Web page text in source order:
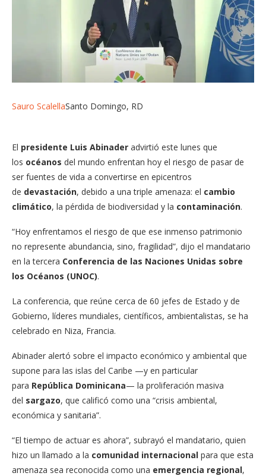
Sauro ScalellaSanto Domingo, RD
El presidente Luis Abinader advirtió este lunes que
los océanos del mundo enfrentan hoy el riesgo de pasar de
ser fuentes de vida a convertirse en epicentros
de devastación, debido a una triple amenaza: el cambio
climático, la pérdida de biodiversidad y la contaminación.
“Hoy enfrentamos el riesgo de que ese inmenso patrimonio
no represente abundancia, sino, fragilidad”, dijo el mandatario
en la tercera Conferencia de las Naciones Unidas sobre
los Océanos (UNOC).
La conferencia, que reúne cerca de 60 jefes de Estado y de
Gobierno, líderes mundiales, científicos, ambientalistas, se ha
celebrado en Niza, Francia.
Abinader alertó sobre el impacto económico y ambiental que
supone para las islas del Caribe —y en particular
para República Dominicana— la proliferación masiva
del sargazo, que calificó como una “crisis ambiental,
económica y sanitaria”.
“El tiempo de actuar es ahora”, subrayó el mandatario, quien
hizo un llamado a la comunidad internacional para que esta
amenaza sea reconocida como una emergencia regional,